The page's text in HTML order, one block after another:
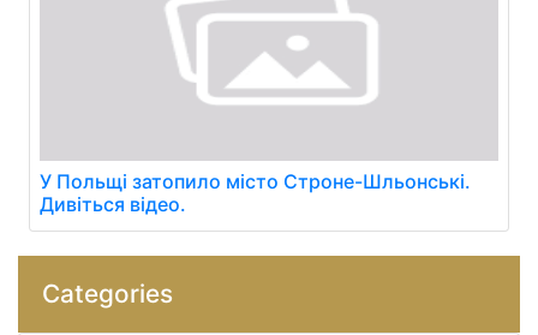
У Польщі затопило місто Строне-Шльонські.
Дивіться відео.
Categories